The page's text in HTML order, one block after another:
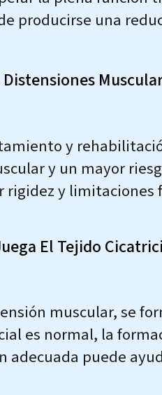
producirse una
Distensiones
y
y un mayor
rigidez y limitaciones
El Tejido
muscular, se
es normal, la
adecuada puede